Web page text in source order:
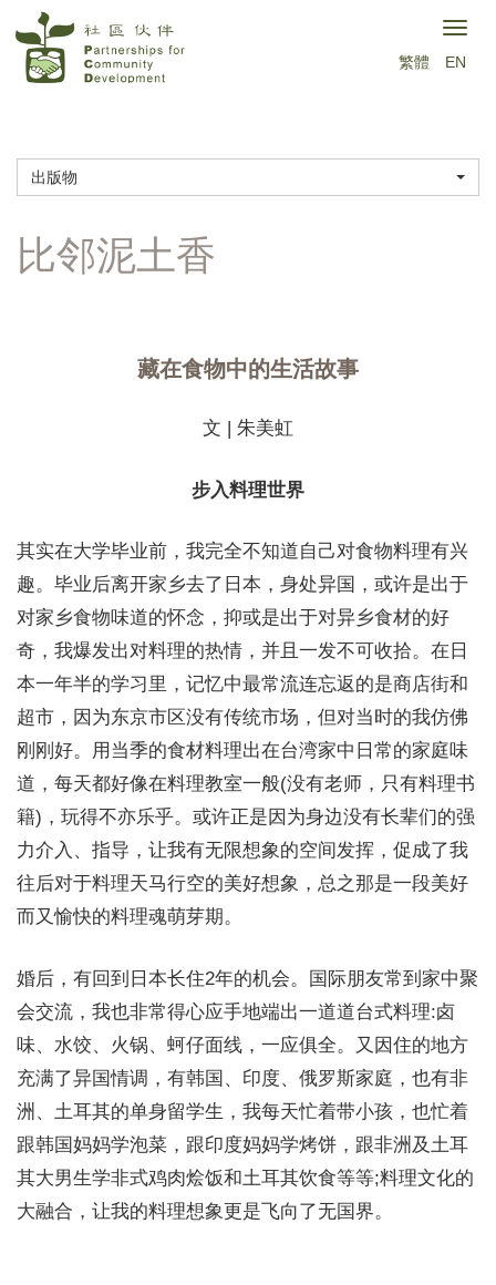
转
繁體 EN
出版物
藏在食物中的生活故事
文 | 朱美虹
步入料理世界
其实在大学毕业前，我完全不知道自己对食物料理有兴
趣。毕业后离开家乡去了日本，身处异国，或许是出于
对家乡食物味道的怀念，抑或是出于对异乡食材的好
奇，我爆发出对料理的热情，并且一发不可收拾。在日
本一年半的学习里，记忆中最常流连忘返的是商店街和
超市，因为东京市区没有传统市场，但对当时的我仿佛
刚刚好。用当季的食材料理出在台湾家中日常的家庭味
道，每天都好像在料理教室一般(没有老师，只有料理书
籍)，玩得不亦乐乎。或许正是因为身边没有长辈们的强
力介入、指导，让我有无限想象的空间发挥，促成了我
往后对于料理天马行空的美好想象，总之那是一段美好
而又愉快的料理魂萌芽期。
婚后，有回到日本长住2年的机会。国际朋友常到家中聚
会交流，我也非常得心应手地端出一道道台式料理:卤
味、水饺、火锅、蚵仔面线，一应俱全。又因住的地方
充满了异国情调，有韩国、印度、俄罗斯家庭，也有非
洲、土耳其的单身留学生，我每天忙着带小孩，也忙着
跟韩国妈妈学泡菜，跟印度妈妈学烤饼，跟非洲及土耳
其大男生学非式鸡肉烩饭和土耳其饮食等等;料理文化的
大融合，让我的料理想象更是飞向了无国界。